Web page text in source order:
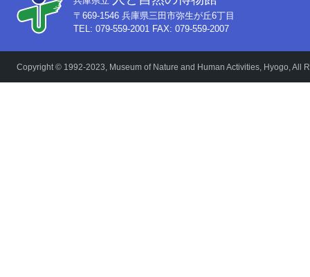
〒669-1546 兵庫県三田市弥生が丘6丁目
TEL: 079-559-2001 FAX: 079-559-2007
Copyright © 1992-2023, Museum of Nature and Human Activities, Hyogo, All